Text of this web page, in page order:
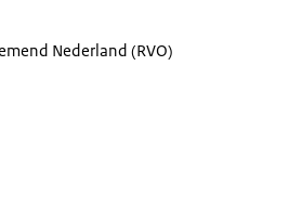
Nederland (RVO)